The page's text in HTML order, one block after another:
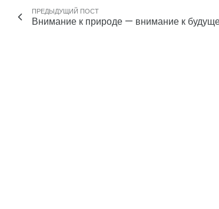
ПРЕДЫДУЩИЙ ПОСТ
Внимание к природе — внимание к